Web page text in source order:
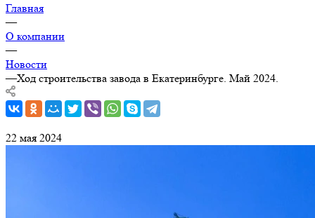
Главная
—
О компании
—
Новости
—Ход строительства завода в Екатеринбурге. Май 2024.
22 мая 2024